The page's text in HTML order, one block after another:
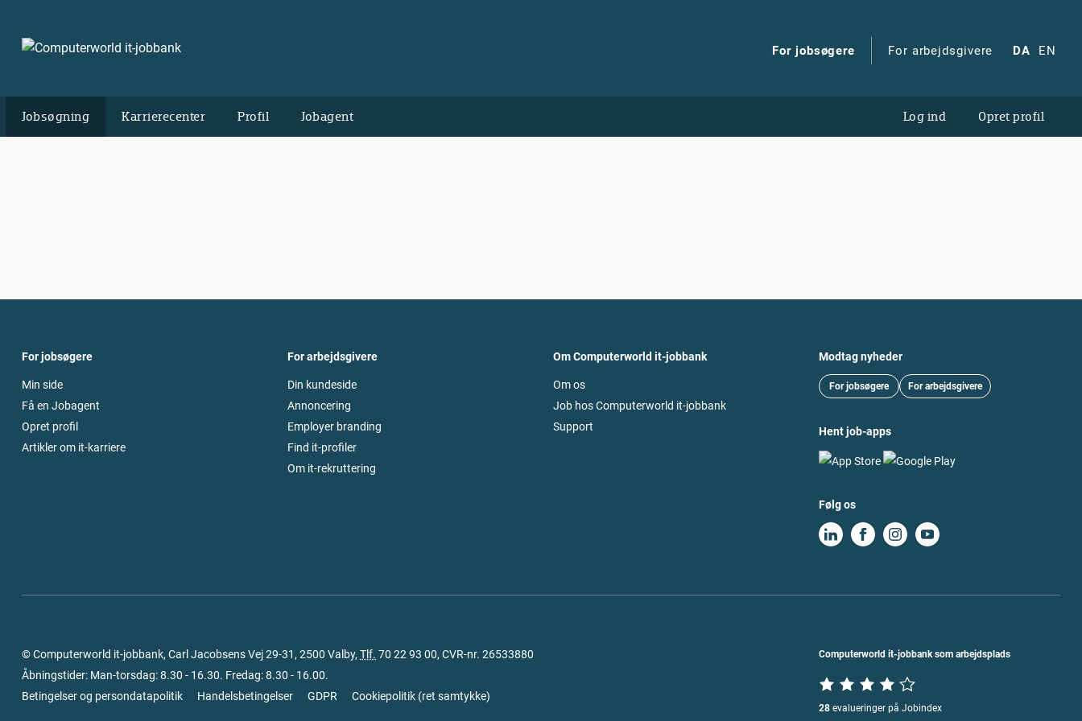
For jobsøgere For arbejdsgivere DA EN
Jobsøgning Karrierecenter Profil Jobagent Log ind Opret profil
For jobsøgere
Min side
Få en Jobagent
Opret profil
Artikler om it-karriere
For arbejdsgivere
Din kundeside
Annoncering
Employer branding
Find it-profiler
Om it-rekruttering
Om Computerworld it-jobbank
Om os
Job hos Computerworld it-jobbank
Support
Modtag nyheder
For jobsøgere For arbejdsgivere
Hent job-apps
Følg os
© Computerworld it-jobbank, Carl Jacobsens Vej 29-31, 2500 Valby, Tlf. 70 22 93 00, CVR-nr. 26533880
Åbningstider: Man-torsdag: 8.30 - 16.30. Fredag: 8.30 - 16.00.
Betingelser og persondatapolitik
Handelsbetingelser GDPR Cookiepolitik (ret samtykke)
Computerworld it-jobbank som arbejdsplads
28 evalueringer på Jobindex